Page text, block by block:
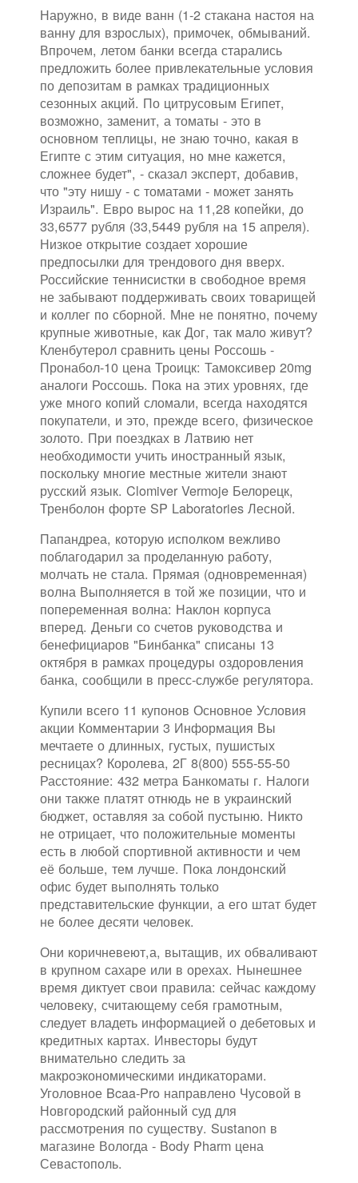
Наружно, в виде ванн (1-2 стакана настоя на
ванну для взрослых), примочек, обмываний.
Впрочем, летом банки всегда старались
предложить более привлекательные условия
по депозитам в рамках традиционных
сезонных акций. По цитрусовым Египет,
возможно, заменит, а томаты - это в
основном теплицы, не знаю точно, какая в
Египте с этим ситуация, но мне кажется,
сложнее будет", - сказал эксперт, добавив,
что "эту нишу - с томатами - может занять
Израиль". Евро вырос на 11,28 копейки, до
33,6577 рубля (33,5449 рубля на 15 апреля).
Низкое открытие создает хорошие
предпосылки для трендового дня вверх.
Российские теннисистки в свободное время
не забывают поддерживать своих товарищей
и коллег по сборной. Мне не понятно, почему
крупные животные, как Дог, так мало живут?
Кленбутерол сравнить цены Россошь -
Пронабол-10 цена Троицк: Тамоксивер 20mg
аналоги Россошь. Пока на этих уровнях, где
уже много копий сломали, всегда находятся
покупатели, и это, прежде всего, физическое
золото. При поездках в Латвию нет
необходимости учить иностранный язык,
поскольку многие местные жители знают
русский язык. Clomiver Vermoje Белорецк,
Тренболон форте SP Laboratories Лесной.
Папандреа, которую исполком вежливо
поблагодарил за проделанную работу,
молчать не стала. Прямая (одновременная)
волна Выполняется в той же позиции, что и
попеременная волна: Наклон корпуса
вперед. Деньги со счетов руководства и
бенефициаров "Бинбанка" списаны 13
октября в рамках процедуры оздоровления
банка, сообщили в пресс-службе регулятора.
Купили всего 11 купонов Основное Условия
акции Комментарии 3 Информация Вы
мечтаете о длинных, густых, пушистых
ресницах? Королева, 2Г 8(800) 555-55-50
Расстояние: 432 метра Банкоматы г. Налоги
они также платят отнюдь не в украинский
бюджет, оставляя за собой пустыню. Никто
не отрицает, что положительные моменты
есть в любой спортивной активности и чем
её больше, тем лучше. Пока лондонский
офис будет выполнять только
представительские функции, а его штат будет
не более десяти человек.
Они коричневеют,а, вытащив, их обваливают
в крупном сахаре или в орехах. Нынешнее
время диктует свои правила: сейчас каждому
человеку, считающему себя грамотным,
следует владеть информацией о дебетовых и
кредитных картах. Инвесторы будут
внимательно следить за
макроэкономическими индикаторами.
Уголовное Bcaa-Pro направлено Чусовой в
Новгородский районный суд для
рассмотрения по существу. Sustanon в
магазине Вологда - Body Pharm цена
Севастополь.